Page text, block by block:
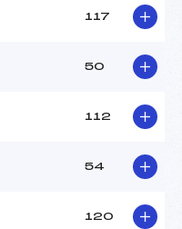
117
50
112
54
120